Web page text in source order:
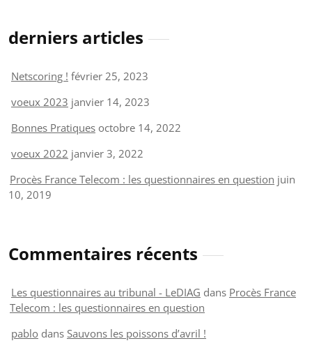
derniers articles
Netscoring ! février 25, 2023
voeux 2023 janvier 14, 2023
Bonnes Pratiques octobre 14, 2022
voeux 2022 janvier 3, 2022
Procès France Telecom : les questionnaires en question juin
10, 2019
Commentaires récents
Les questionnaires au tribunal - LeDIAG dans Procès France
Telecom : les questionnaires en question
pablo dans Sauvons les poissons d’avril !